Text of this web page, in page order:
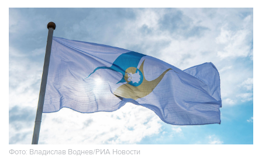
Фото: Владислав Воднев/РИА Новости